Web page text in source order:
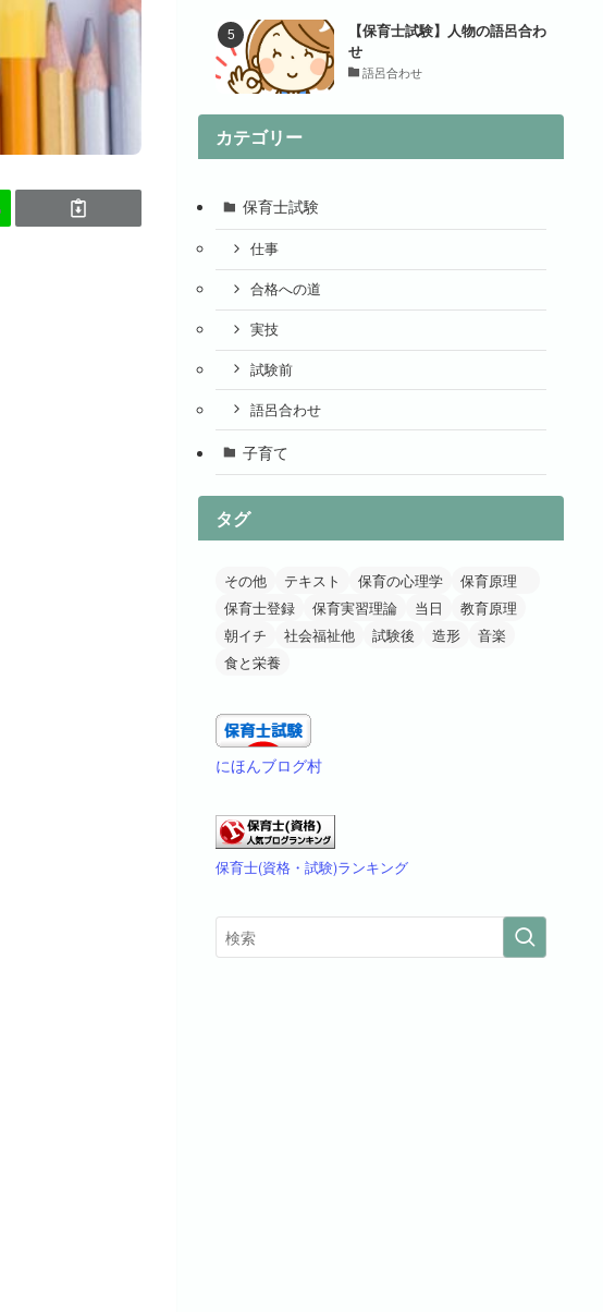
【保育士試験】人物の語呂合わ
せ
語呂合わせ
カテゴリー
保育士試験
仕事
合格への道
実技
試験前
語呂合わせ
子育て
タグ
その他 テキスト 保育の心理学
保育原理
保育士登録
保育実習理論 当日
教育原理
朝イチ
社会福祉他 試験後 造形
音楽
食と栄養
にほんブログ村
保育士(資格・試験)ランキング